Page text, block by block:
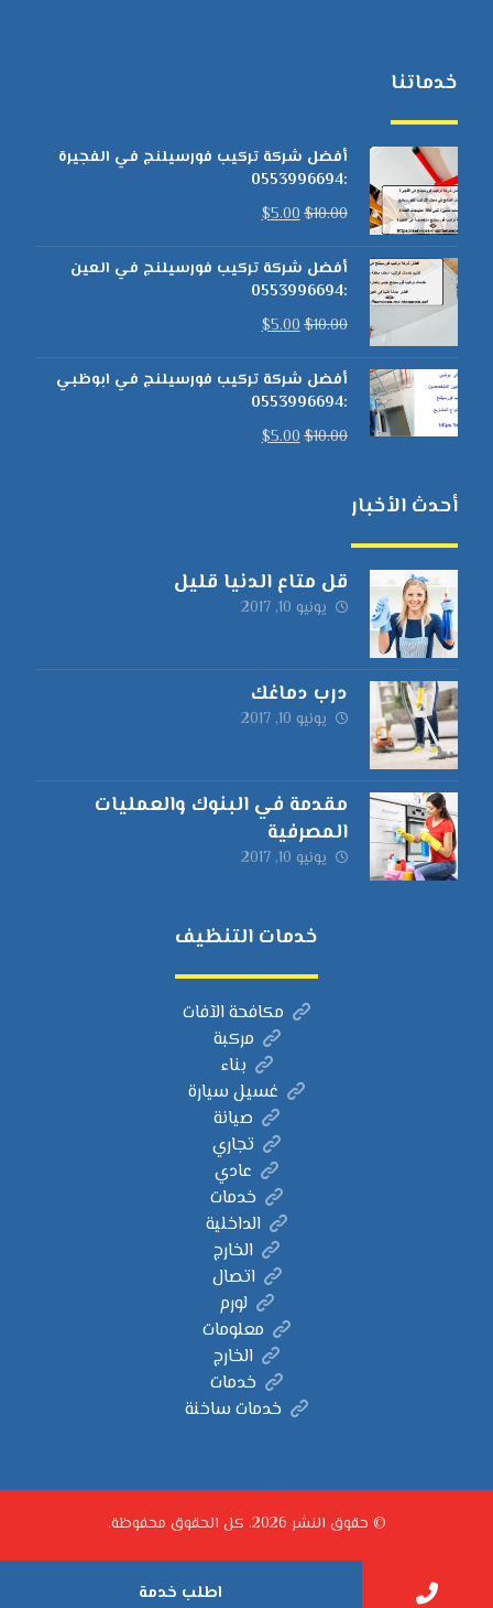
خدماتنا
أفضل شركة تركيب فورسيلنج في الفجيرة
:0553996694
$10.00
$5.00
أفضل شركة تركيب فورسيلنج في العين
:0553996694
$10.00
$5.00
أفضل شركة تركيب فورسيلنج في ابوظبي
:0553996694
$10.00
$5.00
أحدث الأخبار
قل متاع الدنيا قليل
يونيو 10, 2017
درب دماغك
يونيو 10, 2017
مقدمة في البنوك والعمليات
المصرفية
يونيو 10, 2017
خدمات التنظيف
مكافحة الآفات
مركبة
بناء
غسيل سيارة
صيانة
تجاري
عادي
خدمات
الداخلية
الخارج
اتصال
لورم
معلومات
الخارج
خدمات
خدمات ساخنة
© حقوق النشر 2026. كل الحقوق محفوظة.
اطلب خدمة